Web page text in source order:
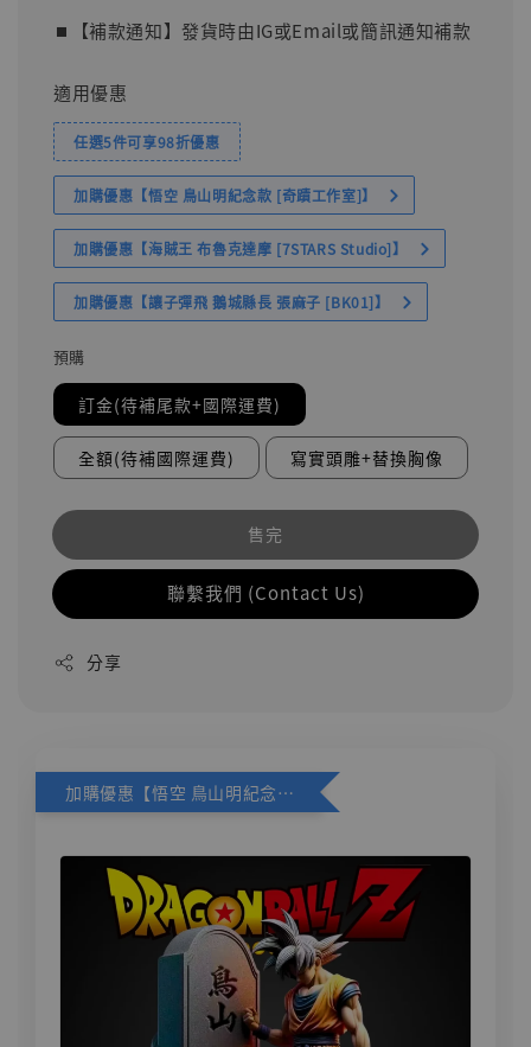
⏹︎【補款通知】發貨時由IG或Email或簡訊通知補款
適用優惠
任選5件可享98折優惠
加購優惠【悟空 鳥山明紀念款 [奇蹟工作室]】
加購優惠【海賊王 布魯克達摩 [7STARS Studio]】
加購優惠【讓子彈飛 鵝城縣長 張麻子 [BK01]】
預購
訂金(待補尾款+國際運費)
全額(待補國際運費) 寫實頭雕+替換胸像
售完
聯繫我們 (Contact Us)
分享
加購優惠【悟空 鳥山明紀念款 [奇蹟工作室]】